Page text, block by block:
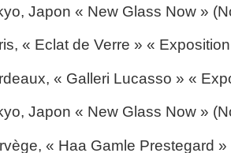
Japon « New Glass Now »
« Eclat de Verre » «
« Galleri Lucasso » «
Japon « New Glass Now »
« Haa Gamle Prestegard